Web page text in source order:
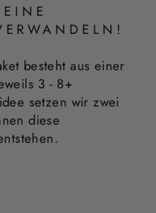
besteht aus einer
3 - 8+
setzen wir zwei
diese